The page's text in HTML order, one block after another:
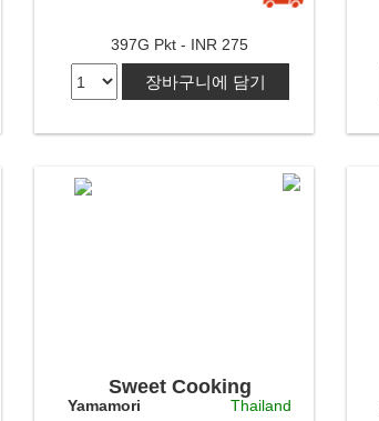
397G Pkt - INR 275
장바구니에 담기
Sweet Cooking
Seasoning
Yamamori Thailand